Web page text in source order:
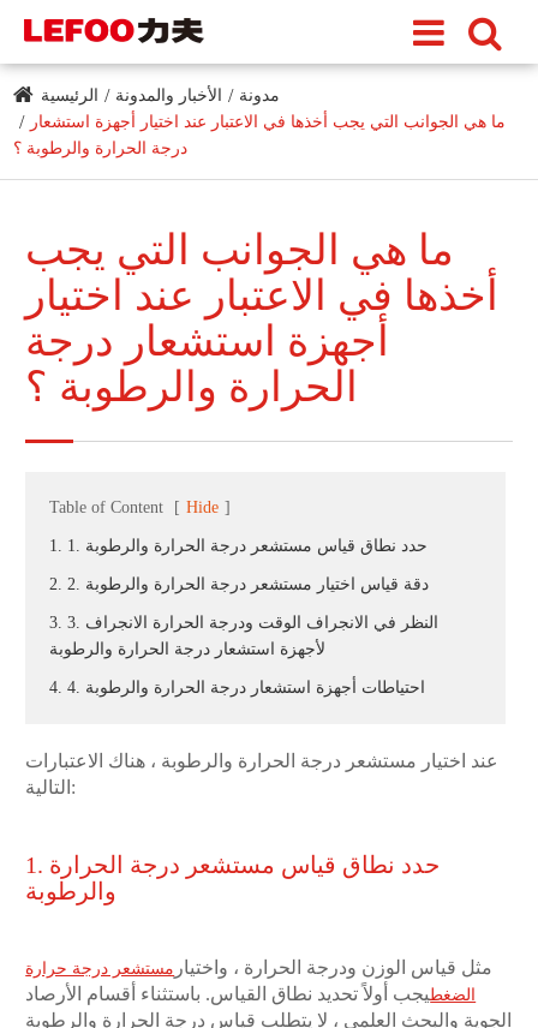
الرئيسية الأخبار والمدونة
مدونة
ما هي الجوانب التي يجب أخذها في الاعتبار عند اختيار أجهزة استشعار
درجة الحرارة والرطوبة ؟
ما هي الجوانب التي يجب
أخذها في الاعتبار عند اختيار
أجهزة استشعار درجة
الحرارة والرطوبة ؟
Table of Content [ Hide ]
1. 1. حدد نطاق قياس مستشعر درجة الحرارة والرطوبة
2. 2. دقة قياس اختيار مستشعر درجة الحرارة والرطوبة
3. 3. النظر في الانجراف الوقت ودرجة الحرارة الانجراف
لأجهزة استشعار درجة الحرارة والرطوبة
4. 4. احتياطات أجهزة استشعار درجة الحرارة والرطوبة
عند اختيار مستشعر درجة الحرارة والرطوبة ، هناك الاعتبارات
التالية:
1. حدد نطاق قياس مستشعر درجة الحرارة
والرطوبة
مثل قياس الوزن ودرجة الحرارة ، واختيار مستشعر درجة حرارة
الضغطيجب أولاً تحديد نطاق القياس. باستثناء أقسام الأرصاد
الجوية والبحث العلمي ، لا يتطلب قياس درجة الحرارة والرطوبة